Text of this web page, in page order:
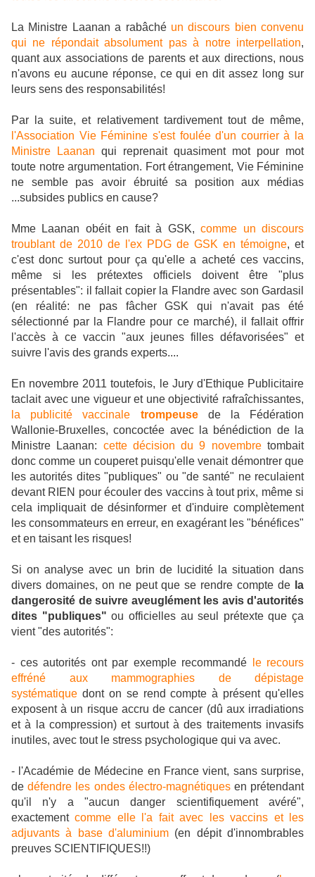
La Ministre Laanan a rabâché un discours bien convenu
qui ne répondait absolument pas à notre interpellation,
quant aux associations de parents et aux directions, nous
n'avons eu aucune réponse, ce qui en dit assez long sur
leurs sens des responsabilités!
Par la suite, et relativement tardivement tout de même,
l'Association Vie Féminine s'est foulée d'un courrier à la
Ministre Laanan qui reprenait quasiment mot pour mot
toute notre argumentation. Fort étrangement, Vie Féminine
ne semble pas avoir ébruité sa position aux médias
...subsides publics en cause?
Mme Laanan obéit en fait à GSK,comme un discours
troublant de 2010 de l'ex PDG de GSK en témoigne, et
c'est donc surtout pour ça qu'elle a acheté ces vaccins,
même si les prétextes officiels doivent être "plus
présentables": il fallait copier la Flandre avec son Gardasil
(en réalité: ne pas fâcher GSK qui n'avait pas été
sélectionné par la Flandre pour ce marché), il fallait offrir
l'accès à ce vaccin "aux jeunes filles défavorisées" et
suivre l'avis des grands experts....
En novembre 2011 toutefois, le Jury d'Ethique Publicitaire
taclait avec une vigueur et une objectivité rafraîchissantes,
la publicité vaccinale trompeusede la Fédération
Wallonie-Bruxelles, concoctée avec la bénédiction de la
Ministre Laanan: cette décision du 9 novembretombait
donc comme un couperet puisqu'elle venait démontrer que
les autorités dites "publiques" ou "de santé" ne reculaient
devant RIEN pour écouler des vaccins à tout prix, même si
cela impliquait de désinformer et d'induire complètement
les consommateurs en erreur, en exagérant les "bénéfices"
et en taisant les risques!
Si on analyse avec un brin de lucidité la situation dans
divers domaines, on ne peut que se rendre compte de la
dangerosité de suivre aveuglément les avis d'autorités
dites "publiques" ou officielles au seul prétexte que ça
vient "des autorités":
- ces autorités ont par exemple recommandé
le recours
effréné aux mammographies de dépistage
systématique dont on se rend compte à présent qu'elles
exposent à un risque accru de cancer (dû aux irradiations
et à la compression) et surtout à des traitements invasifs
inutiles, avec tout le stress psychologique qui va avec.
- l'Académie de Médecine en France vient, sans surprise,
dedéfendre les ondes électro-magnétiquesen prétendant
qu'il n'y a "aucun danger scientifiquement avéré",
exactementcomme elle l'a fait avec les vaccins et les
adjuvants à base d'aluminium (en dépit d'innombrables
preuves SCIENTIFIQUES!!)